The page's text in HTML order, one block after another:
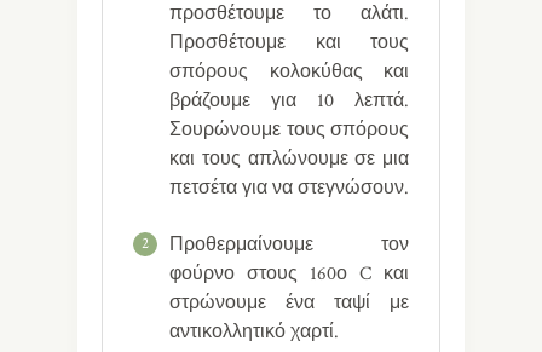
προσθέτουμε το αλάτι.
Προσθέτουμε και τους
σπόρους κολοκύθας και
βράζουμε για 10 λεπτά.
Σουρώνουμε τους σπόρους
και τους απλώνουμε σε μια
πετσέτα για να στεγνώσουν.
2
Προθερμαίνουμε τον
φούρνο στους 160ο C και
στρώνουμε ένα ταψί με
αντικολλητικό χαρτί.